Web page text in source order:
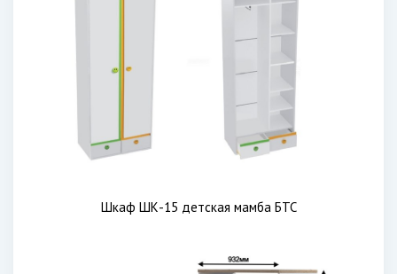
Шкаф ШК-15 детская мамба БТС